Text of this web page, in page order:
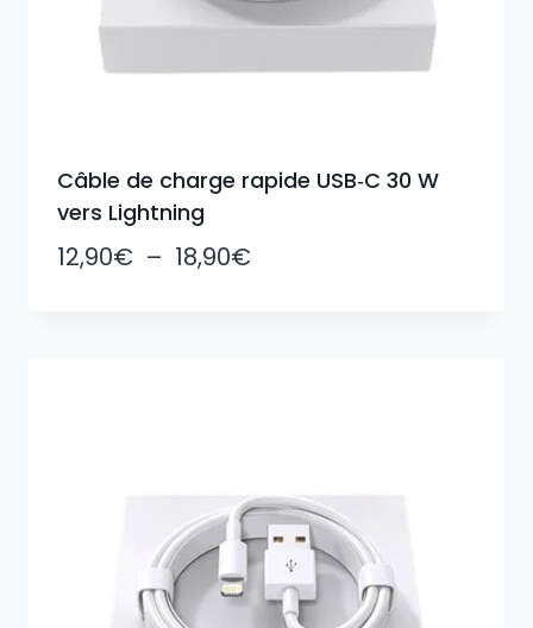
Câble de charge rapide USB‑C 30 W
vers Lightning
12,90€ – 18,90€Plage